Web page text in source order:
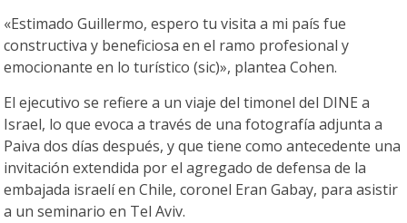
«Estimado Guillermo, espero tu visita a mi país fue
constructiva y beneficiosa en el ramo profesional y
emocionante en lo turístico (sic)», plantea Cohen.
El ejecutivo se refiere a un viaje del timonel del DINE a
Israel, lo que evoca a través de una fotografía adjunta a
Paiva dos días después, y que tiene como antecedente una
invitación extendida por el agregado de defensa de la
embajada israelí en Chile, coronel Eran Gabay, para asistir
a un seminario en Tel Aviv.